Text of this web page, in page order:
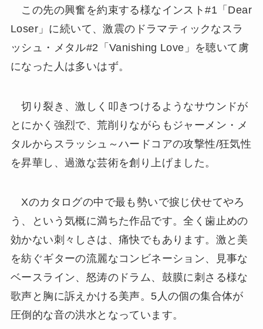
この先の興奮を約束する様なインスト#1「Dear
Loser」に続いて、激震のドラマティックなスラ
ッシュ・メタル#2「Vanishing Love」を聴いて虜
になった人は多いはず。
切り裂き、激しく叩きつけるようなサウンドが
とにかく強烈で、荒削りながらもジャーメン・メ
タルからスラッシュ～ハードコアの攻撃性/狂気性
を昇華し、過激な芸術を創り上げました。
Xのカタログの中で最も勢いで捩じ伏せてやろ
う、という気概に満ちた作品です。全く歯止めの
効かない刺々しさは、痛快でもあります。激と美
を紡ぐギターの流麗なコンビネーション、見事な
ベースライン、怒涛のドラム、鼓膜に刺さる様な
歌声と胸に訴えかける美声。5人の個の集合体が
圧倒的な音の洪水となっています。